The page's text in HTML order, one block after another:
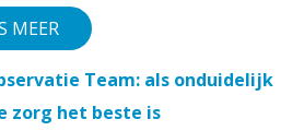
MEER
Team: als onduidelijk
zorg het beste is